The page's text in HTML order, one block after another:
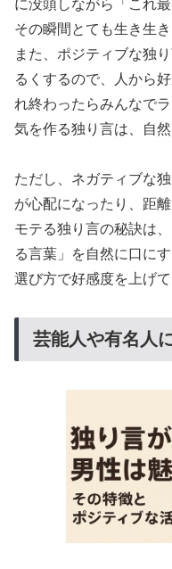
に没頭しながら「これ
その瞬間とても生き生き
また、ポジティブな独
るくするので、人から
れ終わったらみんなで
気を作る独り言は、自
ただし、ネガティブな
が心配になったり、距
モテる独り言の秘訣は
る言葉」を自然に口に
選び方で好感度を上げて
芸能人や有名人